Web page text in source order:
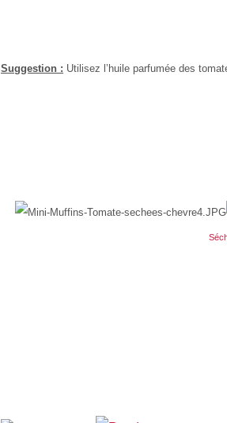
Suggestion : Utilisez l’huile parfumée des